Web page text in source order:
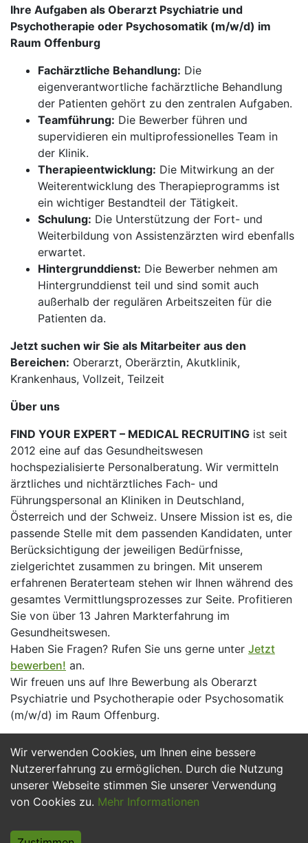
Wir verwenden Cookies, um Ihnen eine bessere
Nutzererfahrung zu ermöglichen. Durch die Nutzung
unserer Webseite stimmen Sie unserer Verwendung
von Cookies zu. Mehr Informationen
Ihre Aufgaben als Oberarzt Psychiatrie und
Psychotherapie oder Psychosomatik (m/w/d) im
Raum Offenburg
Fachärztliche Behandlung: Die
eigenverantwortliche fachärztliche Behandlung
der Patienten gehört zu den zentralen Aufgaben.
Teamführung: Die Bewerber führen und
supervidieren ein multiprofessionelles Team in
der Klinik.
Therapieentwicklung: Die Mitwirkung an der
Weiterentwicklung des Therapieprogramms ist
ein wichtiger Bestandteil der Tätigkeit.
Schulung: Die Unterstützung der Fort- und
Weiterbildung von Assistenzärzten wird ebenfalls
erwartet.
Hintergrunddienst: Die Bewerber nehmen am
Hintergrunddienst teil und sind somit auch
außerhalb der regulären Arbeitszeiten für die
Patienten da.
Jetzt suchen wir Sie als Mitarbeiter aus den
Bereichen: Oberarzt, Oberärztin, Akutklinik,
Krankenhaus, Vollzeit, Teilzeit
Über uns
FIND YOUR EXPERT – MEDICAL RECRUITING ist seit
2012 eine auf das Gesundheitswesen
hochspezialisierte Personalberatung. Wir vermitteln
ärztliches und nichtärztliches Fach- und
Führungspersonal an Kliniken in Deutschland,
Österreich und der Schweiz. Unsere Mission ist es, die
passende Stelle mit dem passenden Kandidaten, unter
Berücksichtigung der jeweiligen Bedürfnisse,
zielgerichtet zusammen zu bringen. Mit unserem
erfahrenen Beraterteam stehen wir Ihnen während des
gesamtes Vermittlungsprozesses zur Seite. Profitieren
Sie von über 13 Jahren Markterfahrung im
Gesundheitswesen.
Haben Sie Fragen? Rufen Sie uns gerne unter Jetzt
bewerben! an.
Wir freuen uns auf Ihre Bewerbung als Oberarzt
Psychiatrie und Psychotherapie oder Psychosomatik
(m/w/d) im Raum Offenburg.
Jetzt Bewerben